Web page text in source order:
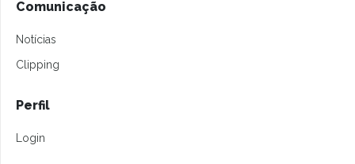
Comunicação
Notícias
Clipping
Perfil
Login